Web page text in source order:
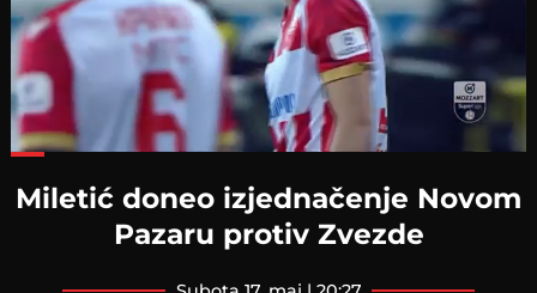
Miletić doneo izjednačenje Novom
Pazaru protiv Zvezde